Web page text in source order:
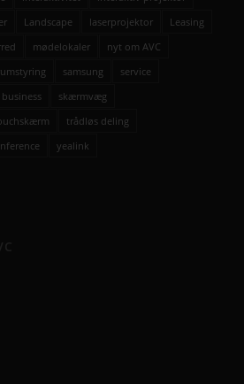
Landscape laserprojektor
Leasing
mødelokaler
nyt om AVC
samsung
service
skærmvæg
trådløs deling
yealink